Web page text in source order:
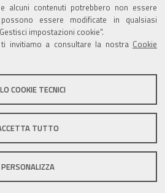
alcuni contenuti potrebbero non essere
essere modificate in qualsiasi
impostazioni cookie".
invitiamo a consultare la nostra Cookie
COOKIE TECNICI
TUTTO
PERSONALIZZA
Valuta questo sito
di Zola Predosa
|Accessibilità